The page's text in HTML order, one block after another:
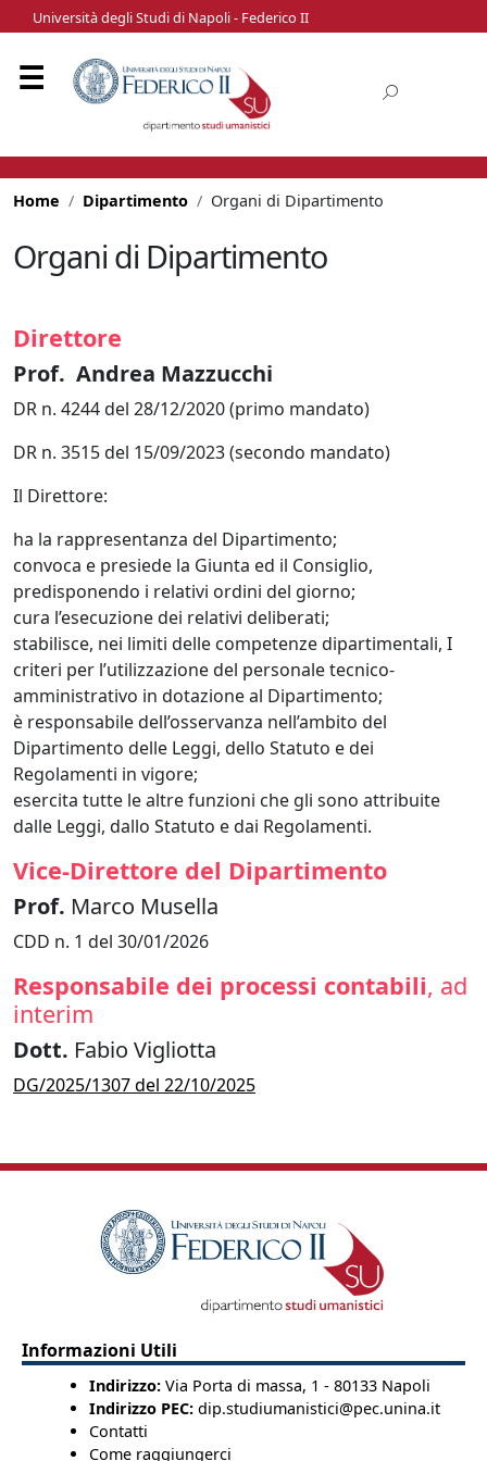
Università degli Studi di Napoli - Federico II
Home Dipartimento Organi di Dipartimento
Organi di Dipartimento
Direttore
Prof. Andrea Mazzucchi
DR n. 4244del 28/12/2020 (primo mandato)
DR n. 3515 del 15/09/2023 (secondo mandato)
Il Direttore:
ha la rappresentanza del Dipartimento;
convoca e presiede la Giunta ed il Consiglio,
predisponendo i relativi ordini del giorno;
cura l’esecuzione dei relativi deliberati;
stabilisce, nei limiti delle competenze dipartimentali, I
criteri per l’utilizzazione del personale tecnico-
amministrativo in dotazione al Dipartimento;
è responsabile dell’osservanza nell’ambito del
Dipartimento delle Leggi, dello Statuto e dei
Regolamenti in vigore;
esercita tutte le altre funzioni che gli sono attribuite
dalle Leggi, dallo Statuto e dai Regolamenti.
Vice-Direttore del Dipartimento
Prof. Marco Musella
CDD n. 1 del 30/01/2026
Responsabile dei processi contabili, ad
interim
Dott. Fabio Vigliotta
DG/2025/1307 del 22/10/2025
Informazioni Utili
Indirizzo: Via Porta di massa, 1 - 80133 Napoli
Indirizzo PEC: dip.studiumanistici@pec.unina.it
Contatti
Come raggiungerci